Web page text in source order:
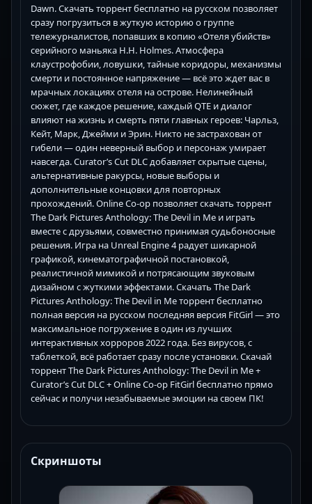
Dawn. Скачать торрент бесплатно на русском позволяет
сразу погрузиться в жуткую историю о группе
тележурналистов, попавших в копию «Отеля убийств»
серийного маньяка H.H. Holmes. Атмосфера
клаустрофобии, ловушки, тайные коридоры, механизмы
смерти и постоянное напряжение — всё это ждет вас в
мрачных локациях отеля на острове. Нелинейный
сюжет, где каждое решение, каждый QTE и диалог
влияют на жизнь и смерть пяти главных героев: Чарльз,
Кейт, Марк, Джейми и Эрин. Никто не застрахован от
гибели — один неверный выбор и персонаж умирает
навсегда. Curator’s Cut DLC добавляет скрытые сцены,
альтернативные ракурсы, новые выборы и
дополнительные концовки для повторных
прохождений. Online Co-op позволяет скачать торрент
The Dark Pictures Anthology: The Devil in Me и играть
вместе с друзьями, совместно принимая судьбоносные
решения. Игра на Unreal Engine 4 радует шикарной
графикой, кинематографичной постановкой,
реалистичной мимикой и потрясающим звуковым
дизайном с жуткими эффектами. Скачать The Dark
Pictures Anthology: The Devil in Me торрент бесплатно
полная версия на русском последняя версия FitGirl — это
максимальное погружение в один из лучших
интерактивных хорроров 2022 года. Без вирусов, с
таблеткой, всё работает сразу после установки. Скачай
торрент The Dark Pictures Anthology: The Devil in Me +
Curator’s Cut DLC + Online Co-op FitGirl бесплатно прямо
сейчас и получи незабываемые эмоции на своем ПК!
Скриншоты